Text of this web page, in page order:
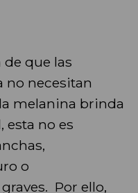
que las
no necesitan
melanina brinda
esta no es
o
Por ello,